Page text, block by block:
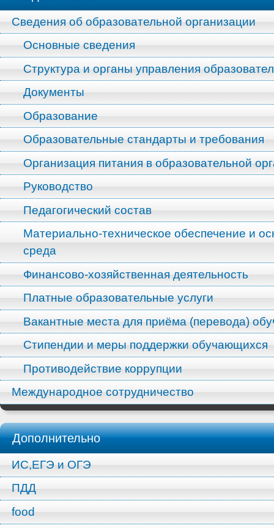
Сведения об образовательной организации
Основные сведения
Структура и органы управления
Документы
Образование
Образовательные стандарты и требования
Организация питания в образовательной
Руководство
Педагогический состав
Материально-техническое обеспечение и
среда
Финансово-хозяйственная деятельность
Платные образовательные услуги
Вакантные места для приёма (перевода)
Стипендии и меры поддержки обучающихся
Противодействие коррупции
Международное сотрудничество
Дополнительно
ИС,ЕГЭ и ОГЭ
ПДД
food